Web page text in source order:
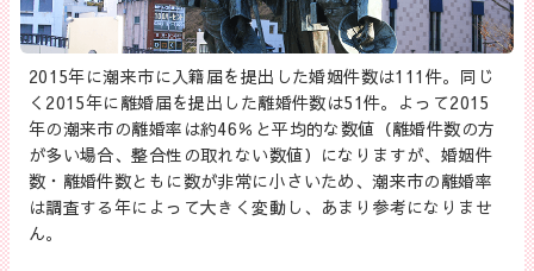
2015年に潮来市に入籍届を提出した婚姻件数は111件。同じ
く2015年に離婚届を提出した離婚件数は51件。よって2015
年の潮来市の離婚率は約46％と平均的な数値（離婚件数の方
が多い場合、整合性の取れない数値）になりますが、婚姻件
数・離婚件数ともに数が非常に小さいため、潮来市の離婚率
は調査する年によって大きく変動し、あまり参考になりませ
ん。